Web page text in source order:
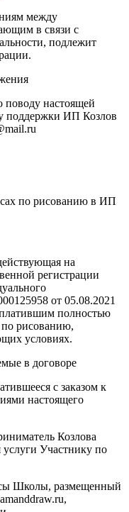
между
в связи с
подлежит
настоящей
поддержки ИП Козлов
по рисованию в ИП
на
регистрации
от 05.08.2021
полностью
рисованию,
условиях.
в договоре
с заказом к
настоящего
Козлова
Участнику по
Школы, размещенный